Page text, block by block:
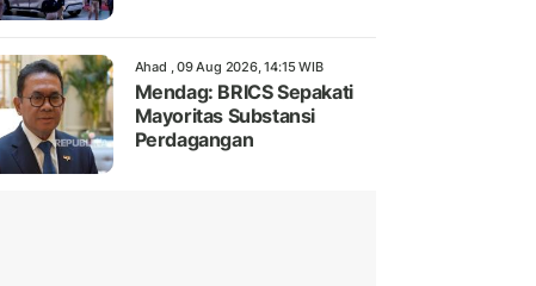
Ahad , 09 Aug 2026, 14:15 WIB
Mendag: BRICS Sepakati
Mayoritas Substansi
Perdagangan